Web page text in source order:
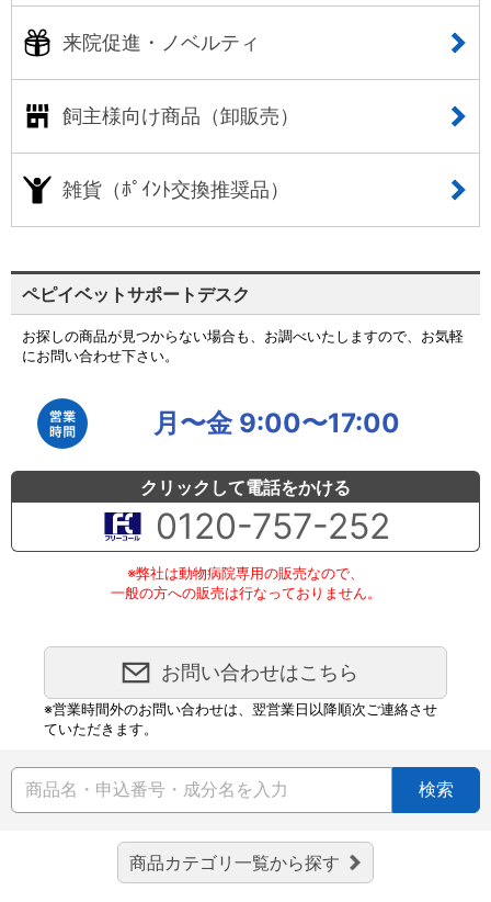
来院促進・ノベルティ
飼主様向け商品（卸販売）
雑貨（ﾎﾟｲﾝﾄ交換推奨品）
ペピイベットサポートデスク
お探しの商品が見つからない場合も、お調べいたしますので、お気軽
にお問い合わせ下さい。
月〜金 9:00〜17:00
クリックして電話をかける
0120-757-252
※弊社は動物病院専用の販売なので、
一般の方への販売は行なっておりません。
お問い合わせはこちら
※営業時間外のお問い合わせは、翌営業日以降順次ご連絡させ
ていただきます。
検索
商品カテゴリ一覧から探す